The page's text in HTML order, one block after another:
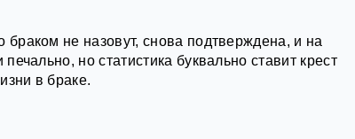
не назовут, снова подтверждена, и на
но статистика буквально ставит крест
в браке.